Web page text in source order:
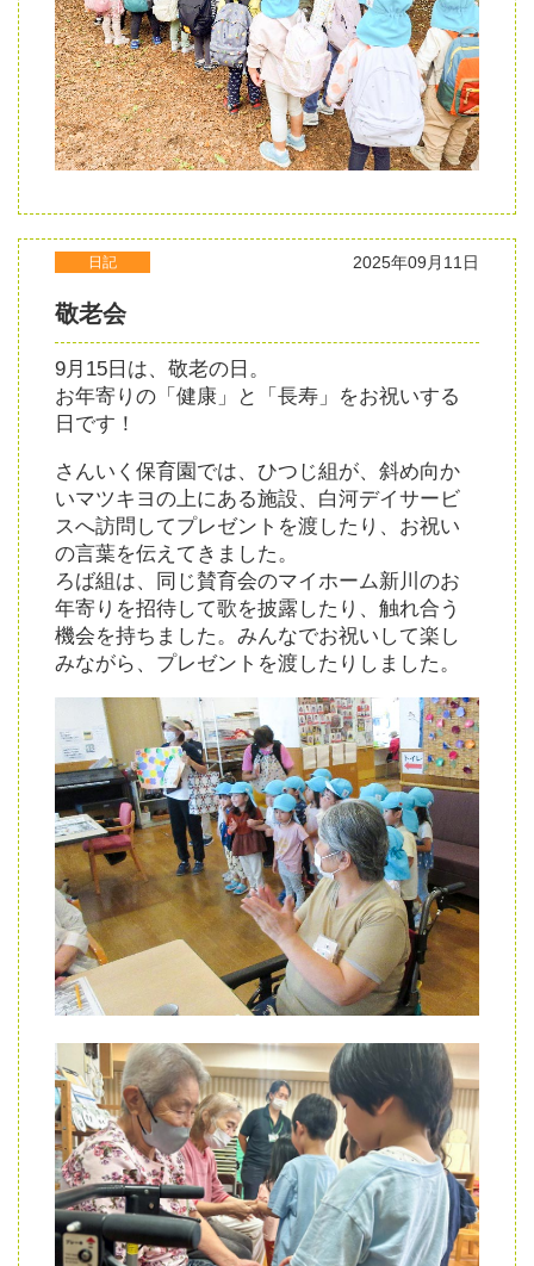
日記 2025年09月11日
敬老会
9月15日は、敬老の日。
お年寄りの「健康」と「長寿」をお祝いする
日です！
さんいく保育園では、ひつじ組が、斜め向か
いマツキヨの上にある施設、白河デイサービ
スへ訪問してプレゼントを渡したり、お祝い
の言葉を伝えてきました。
ろば組は、同じ賛育会のマイホーム新川のお
年寄りを招待して歌を披露したり、触れ合う
機会を持ちました。みんなでお祝いして楽し
みながら、プレゼントを渡したりしました。